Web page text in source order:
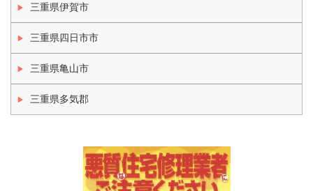
三重県伊賀市
三重県四日市市
三重県亀山市
三重県多気郡